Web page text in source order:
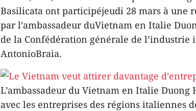
Basilicata ont participéjeudi 28 mars à une
par l’ambassadeur duVietnam en Italie
de la Confédération générale de
AntonioBraia.
L’ambassadeur du Vietnam en Italie
avec les entreprises des régions italiennes